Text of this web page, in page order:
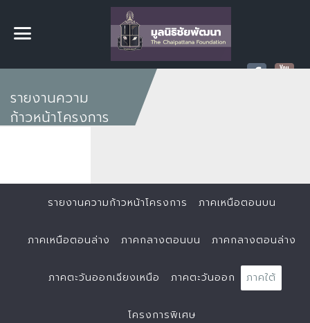
รายงานความ
ก้าวหน้าโครงการ
รายงานความก้าวหน้าโครงการ ภาคเหนือตอนบน
ภาคเหนือตอนล่าง ภาคกลางตอนบน ภาคกลางตอนล่าง
ภาคตะวันออกเฉียงเหนือ ภาคตะวันออก ภาคใต้
โครงการพิเศษ